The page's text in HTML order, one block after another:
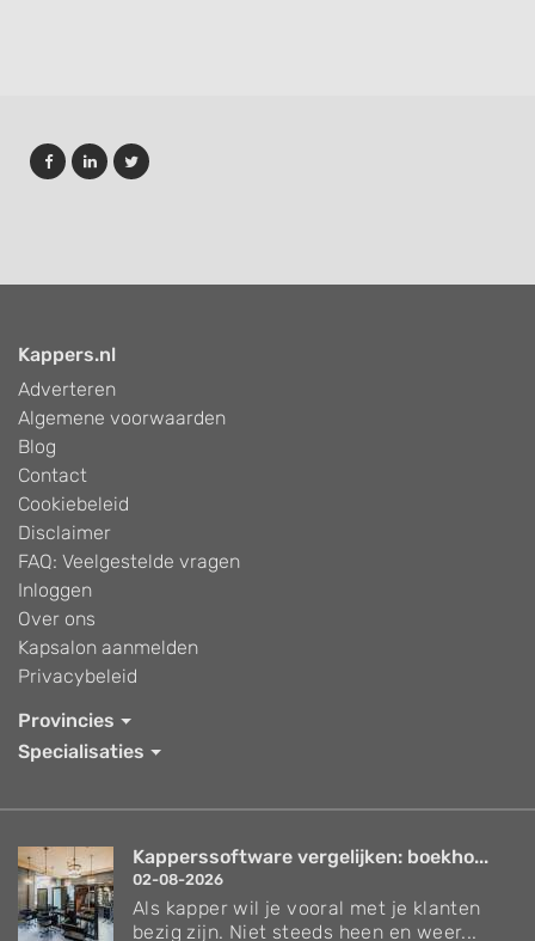
Kappers.nl
Adverteren
Algemene voorwaarden
Blog
Contact
Cookiebeleid
Disclaimer
FAQ: Veelgestelde vragen
Inloggen
Over ons
Kapsalon aanmelden
Privacybeleid
Provincies
Specialisaties
Kapperssoftware vergelijken: boekho...
02-08-2026
Als kapper wil je vooral met je klanten
bezig zijn. Niet steeds heen en weer...